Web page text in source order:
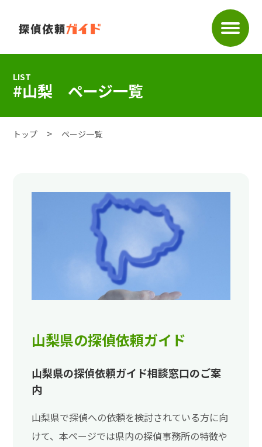
LIST
#山梨 ページ一覧
トップ ページ一覧
山梨県の探偵依頼ガイド
山梨県の探偵依頼ガイド相談窓口のご案
内
山梨県で探偵への依頼を検討されている方に向
けて、本ページでは県内の探偵事務所の特徴や